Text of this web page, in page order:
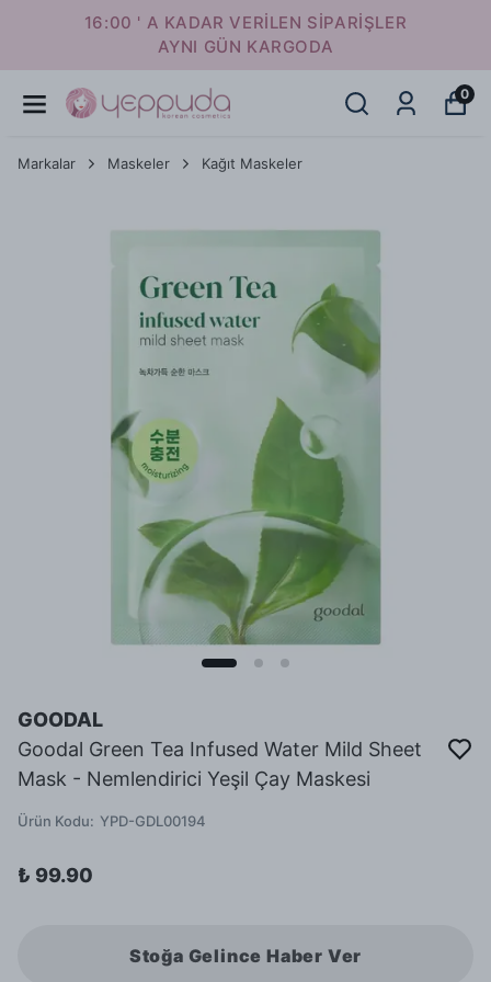
16:00 ' A KADAR VERİLEN SİPARİŞLER
AYNI GÜN KARGODA
0
Markalar Maskeler Kağıt Maskeler
GOODAL
Goodal Green Tea Infused Water Mild Sheet
Mask - Nemlendirici Yeşil Çay Maskesi
Ürün Kodu: YPD-GDL00194
₺ 99.90
Stoğa Gelince Haber Ver